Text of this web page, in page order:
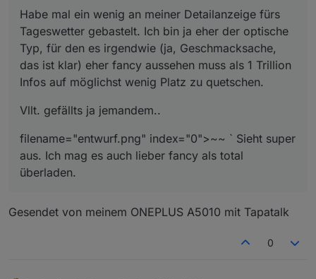
Habe mal ein wenig an meiner Detailanzeige fürs
Tageswetter gebastelt. Ich bin ja eher der optische
Typ, für den es irgendwie (ja, Geschmacksache,
das ist klar) eher fancy aussehen muss als 1 Trillion
Infos auf möglichst wenig Platz zu quetschen.
Vllt. gefällts ja jemandem..
filename="entwurf.png" index="0">~~ ` Sieht super
aus. Ich mag es auch lieber fancy als total
überladen.
Gesendet von meinem ONEPLUS A5010 mit Tapatalk
0